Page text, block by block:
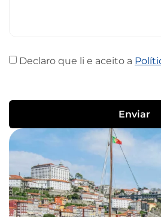
Declaro que li e aceito a
Enviar